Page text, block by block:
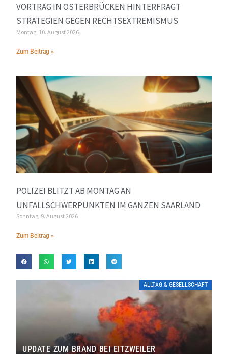
VORTRAG IN OSTERBRÜCKEN HINTERFRAGT
STRATEGIEN GEGEN RECHTSEXTREMISMUS
Montag, 10. August 2026
Zum Beitrag »
POLIZEI BLITZT AB MONTAG AN
UNFALLSCHWERPUNKTEN IM GANZEN SAARLAND
Sonntag, 9. August 2026
Zum Beitrag »
ALLTAG & GESELLSCHAFT
UPDATE ZUM BRAND BEI EITZWEILER